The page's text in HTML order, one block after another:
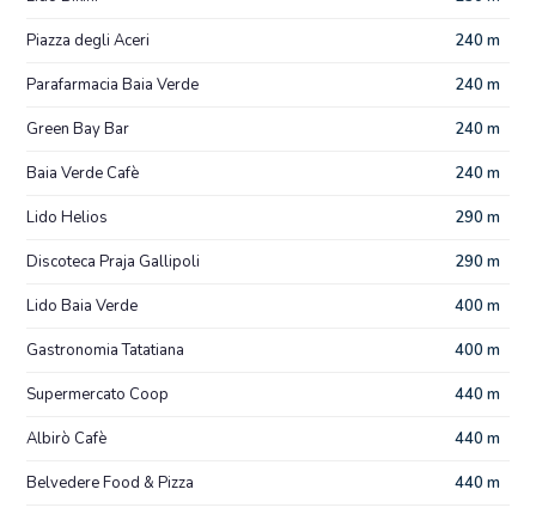
Piazza degli Aceri 240 m
Parafarmacia Baia Verde 240 m
Green Bay Bar 240 m
Baia Verde Cafè 240 m
Lido Helios 290 m
Discoteca Praja Gallipoli 290 m
Lido Baia Verde 400 m
Gastronomia Tatatiana 400 m
Supermercato Coop 440 m
Albirò Cafè 440 m
Belvedere Food & Pizza 440 m